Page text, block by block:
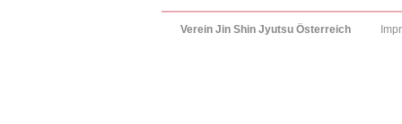
Verein Jin Shin Jyutsu Österreich